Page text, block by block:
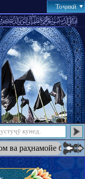
Тоҷикӣ
ба амри худ